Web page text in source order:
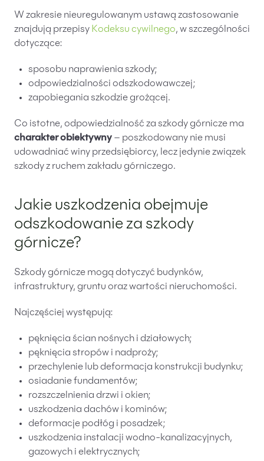
W zakresie nieuregulowanym ustawą zastosowanie
znajdują przepisy Kodeksu cywilnego, w szczególności
dotyczące:
sposobu naprawienia szkody;
odpowiedzialności odszkodowawczej;
zapobiegania szkodzie grożącej.
Co istotne, odpowiedzialność za szkody górnicze ma
charakter obiektywny – poszkodowany nie musi
udowadniać winy przedsiębiorcy, lecz jedynie związek
szkody z ruchem zakładu górniczego.
Jakie uszkodzenia obejmuje
odszkodowanie za szkody
górnicze?
Szkody górnicze mogą dotyczyć budynków,
infrastruktury, gruntu oraz wartości nieruchomości.
Najczęściej występują:
pęknięcia ścian nośnych i działowych;
pęknięcia stropów i nadproży;
przechylenie lub deformacja konstrukcji budynku;
osiadanie fundamentów;
rozszczelnienia drzwi i okien;
uszkodzenia dachów i kominów;
deformacje podłóg i posadzek;
uszkodzenia instalacji wodno-kanalizacyjnych,
gazowych i elektrycznych;